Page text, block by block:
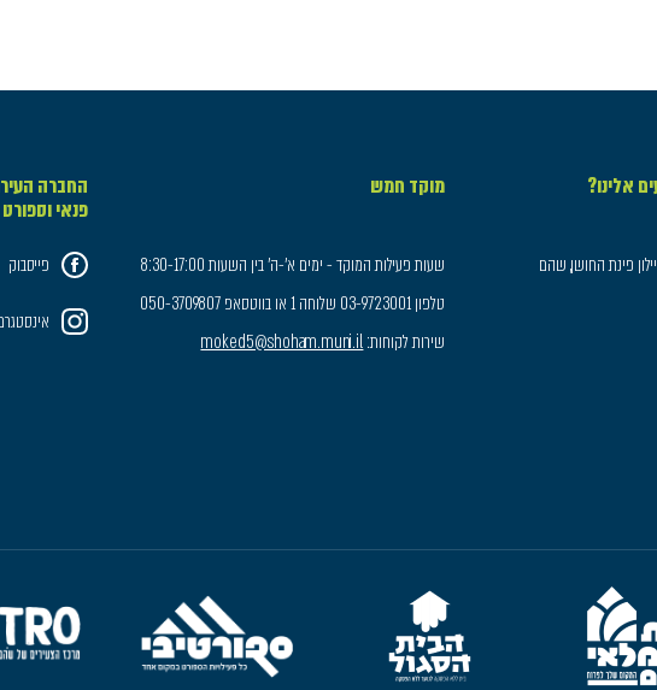
אלינו?
פינת החושן, שהם
מוקד חמש
שעות פעילות המוקד - ימים א'-ה' בין השעות 8:30-17:00
טלפון 03-9723001 שלוחה 1 או בווטסאפ 050-3709807
שירות לקוחות:moked5@shoham.muni.il
החברה
פנאי
פייסבוק